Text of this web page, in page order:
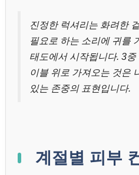
진정한 럭셔리는 화려한
필요로 하는 소리에 귀를
태도에서 시작됩니다. 3
이블 위로 가져오는 것은
있는 존중의 표현입니다.
계절별 피부